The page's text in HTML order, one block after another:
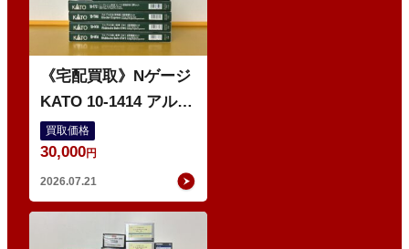
《宅配買取》Nゲージ
KATO 10-1414 アルプ
スの赤い客車 EWI な
どの鉄道模型
買取価格
30,000円
2026.07.21